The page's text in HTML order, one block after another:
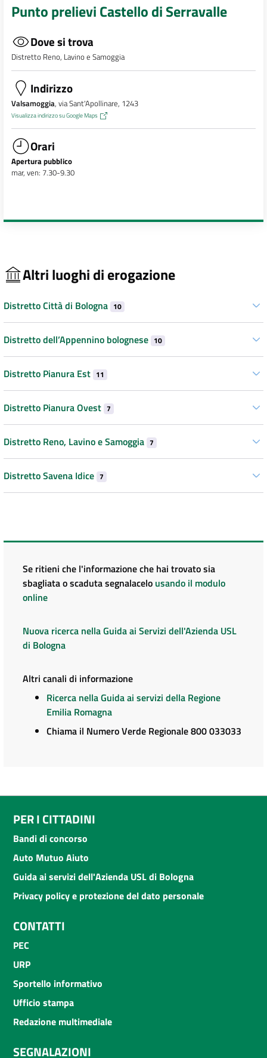
Punto prelievi Castello di Serravalle
Dove si trova
Distretto Reno, Lavino e Samoggia
Indirizzo
Valsamoggia, via Sant'Apollinare, 1243
Visualizza indirizzo su Google Maps
Orari
Apertura pubblico
mar, ven: 7.30-9.30
Altri luoghi di erogazione
Distretto Città di Bologna 10
Distretto dell’Appennino bolognese 10
Distretto Pianura Est 11
Distretto Pianura Ovest 7
Distretto Reno, Lavino e Samoggia 7
Distretto Savena Idice 7
Se ritieni che l'informazione che hai trovato sia
sbagliata o scaduta segnalacelo usando il modulo
online
Nuova ricerca nella Guida ai Servizi dell'Azienda USL
di Bologna
Altri canali di informazione
Ricerca nella Guida ai servizi della Regione
Emilia Romagna
Chiama il Numero Verde Regionale 800 033033
PER I CITTADINI
Bandi di concorso
Auto Mutuo Aiuto
Guida ai servizi dell'Azienda USL di Bologna
Privacy policy e protezione del dato personale
CONTATTI
PEC
URP
Sportello informativo
Ufficio stampa
Redazione multimediale
SEGNALAZIONI